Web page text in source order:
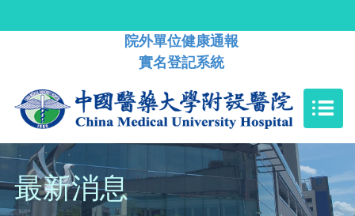
院外單位健康通報
實名登記系統
最新消息